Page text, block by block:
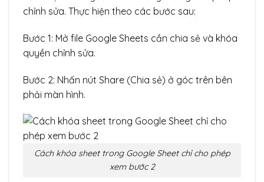
chỉnh sửa. Thực hiện theo các bước sau:
Bước 1: Mở file Google Sheets cần chia sẻ và khóa
quyền chỉnh sửa.
Bước 2: Nhấn nút Share (Chia sẻ) ở góc trên bên
phải màn hình.
Cách khóa sheet trong Google Sheet chỉ cho phép
xem bước 2